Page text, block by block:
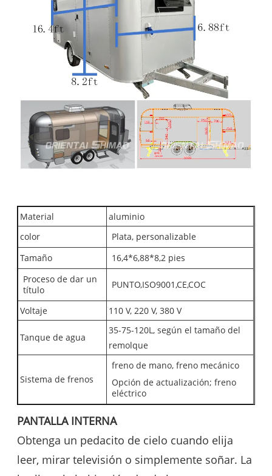
Material
aluminio
color
Plata, personalizable
Tamaño
16,4*6,88*8,2 pies
Proceso de dar un
título
PUNTO,ISO9001,CE,COC
Voltaje 110 V, 220 V, 380 V
Tanque de agua
35-75-120L, según el tamaño del
remolque
Sistema de frenos
freno de mano, freno mecánico
Opción de actualización; freno
eléctrico
PANTALLA INTERNA
Obtenga un pedacito de cielo cuando elija
leer, mirar televisión o simplemente soñar. La